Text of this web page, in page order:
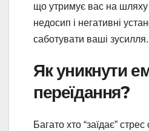
що утримує вас на
недосип і негативні
саботувати ваші зусилля.
Як уникнути
переїдання?
Багато хто “заїдає”